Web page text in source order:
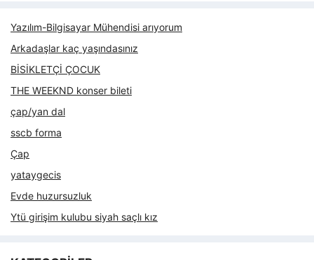
Yazılım-Bilgisayar Mühendisi arıyorum
Arkadaşlar kaç yaşındasınız
BİSİKLETÇİ ÇOCUK
THE WEEKND konser bileti
çap/yan dal
sscb forma
Çap
yataygecis
Evde huzursuzluk
Ytü girişim kulubu siyah saçlı kız